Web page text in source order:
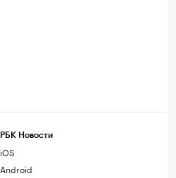
РБК Новости
iOS
Android